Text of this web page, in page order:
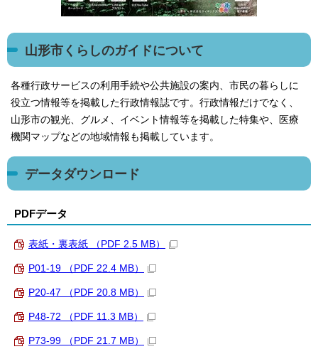
山形市くらしのガイドについて
各種行政サービスの利用手続や公共施設の案内、市民の暮らしに
役立つ情報等を掲載した行政情報誌です。行政情報だけでなく、
山形市の観光、グルメ、イベント情報等を掲載した特集や、医療
機関マップなどの地域情報も掲載しています。
データダウンロード
PDFデータ
表紙・裏表紙 （PDF 2.5 MB）
P01-19 （PDF 22.4 MB）
P20-47 （PDF 20.8 MB）
P48-72 （PDF 11.3 MB）
P73-99 （PDF 21.7 MB）